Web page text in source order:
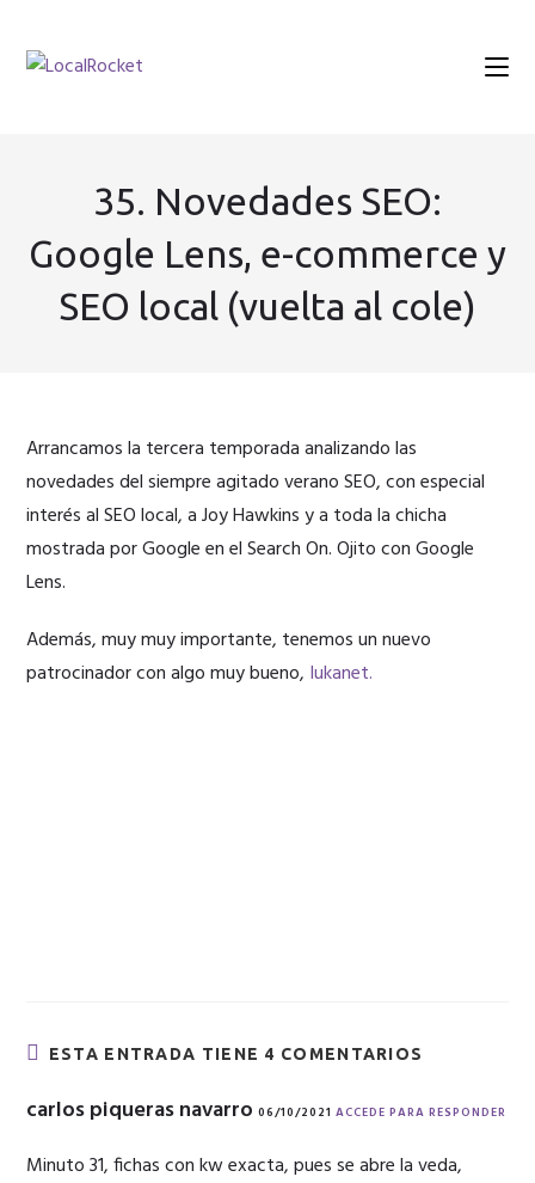
contenido
35. Novedades SEO:
Google Lens, e-commerce y
SEO local (vuelta al cole)
Arrancamos la tercera temporada analizando las
novedades del siempre agitado verano SEO, con especial
interés al SEO local, a Joy Hawkins y a toda la chicha
mostrada por Google en el Search On. Ojito con Google
Lens.
Además, muy muy importante, tenemos un nuevo
patrocinador con algo muy bueno, Iukanet.
ESTA ENTRADA TIENE 4 COMENTARIOS
carlos piqueras navarro06/10/2021 ACCEDE PARA RESPONDER
Minuto 31, fichas con kw exacta, pues se abre la veda,